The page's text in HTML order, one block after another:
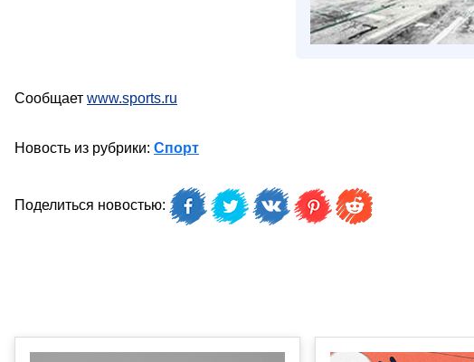
Сообщает www.sports.ru
Новость из рубрики: Спорт
Поделиться новостью: